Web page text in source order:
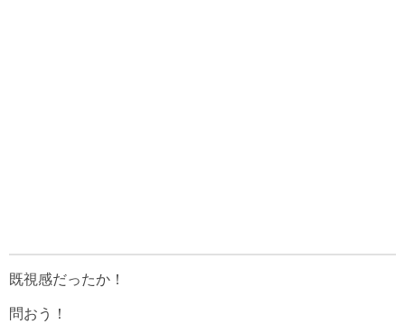
既視感だったか！
問おう！